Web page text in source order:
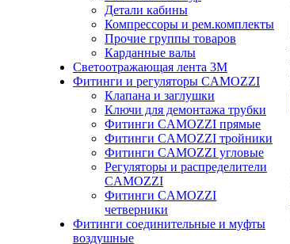
Детали кабины
Компрессоры и рем.комплекты
Прочие группы товаров
Карданные валы
Светоотражающая лента 3М
Фитинги и регуляторы CAMOZZI
Клапана и заглушки
Ключи для демонтажа трубки
Фитинги CAMOZZI прямые
Фитинги CAMOZZI тройники
Фитинги CAMOZZI угловые
Регуляторы и распределители
CAMOZZI
Фитинги CAMOZZI
четверники
Фитинги соединительные и муфты
воздушные